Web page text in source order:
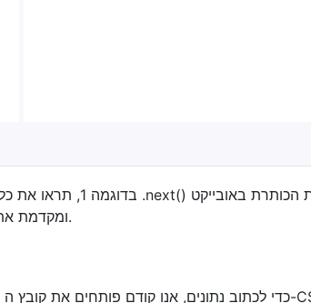
ומקדמת את האיטרטור לשורה הבאה ולכן כל השורות מודפסות חוץ מהכותרת.